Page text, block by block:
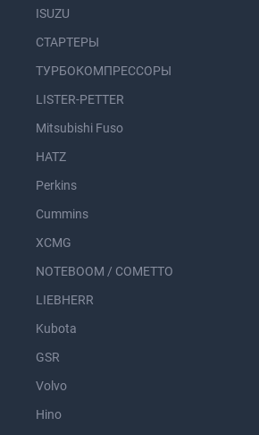
ISUZU
СТАРТЕРЫ
ТУРБОКОМПРЕССОРЫ
LISTER-PETTER
Mitsubishi Fuso
HATZ
Perkins
Cummins
XCMG
NOTEBOOM / COMETTO
LIEBHERR
Kubota
GSR
Volvo
Hino